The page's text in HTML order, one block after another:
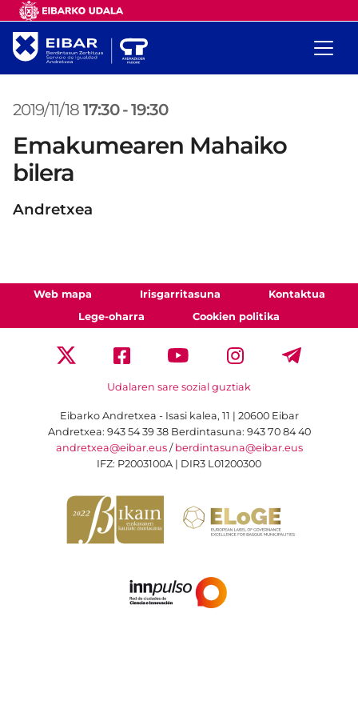
2019/11/18 17:30 -19:30
Emakumearen Mahaiko
bilera
Andretxea
Web mapa Irisgarritasuna
Kontaktua
Lege-oharra
Cookien politika
Udalaren sare sozial guztiak
Eibarko Andretxea - Isasi kalea, 11 | 20600 Eibar
Andretxea: 943 54 39 38 Berdintasuna: 943 70 84 40
andretxea@eibar.eus/ berdintasuna@eibar.eus
IFZ: P2003100A | DIR3 L01200300